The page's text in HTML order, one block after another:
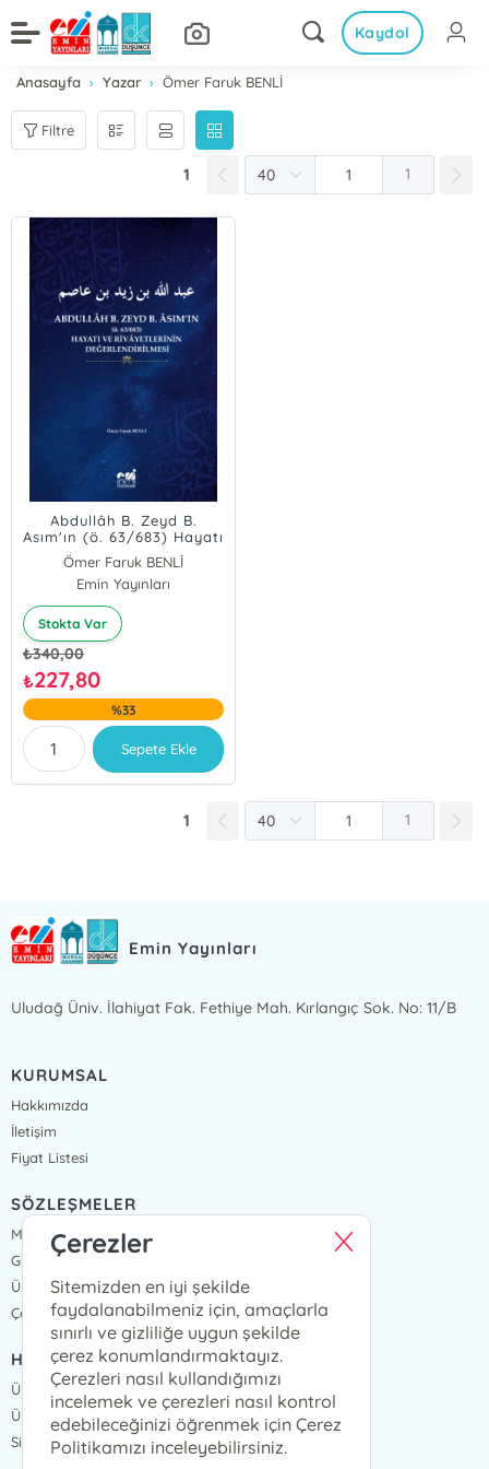
Kaydol
Anasayfa Yazar Ömer Faruk BENLİ
Filtre
1 1
Abdullâh B. Zeyd B.
Asım'ın (ö. 63/683) Hayatı
ve Rivayetlerinin
Değerlendirilmesi
Ömer Faruk BENLİ
Emin Yayınları
Stokta Var
₺340,00
₺227,80
%33
Sepete Ekle
1 1
Emin Yayınları
Uludağ Üniv. İlahiyat Fak. Fethiye Mah. Kırlangıç Sok. No: 11/B
KURUMSAL
Hakkımızda
İletişim
Fiyat Listesi
SÖZLEŞMELER
Mesafeli Satış Sözleşmesi
Gizlilik Sözleşmesi
Üyelik Sözleşmesi
Çerez Politikası
HIZLI ERİŞİM
Üye Ol
Üye Giriş
Sipariş Takip
Çerezler
Sitemizden en iyi şekilde
faydalanabilmeniz için, amaçlarla
sınırlı ve gizliliğe uygun şekilde
çerez konumlandırmaktayız.
Çerezleri nasıl kullandığımızı
incelemek ve çerezleri nasıl kontrol
edebileceğinizi öğrenmek için Çerez
Politikamızı inceleyebilirsiniz.